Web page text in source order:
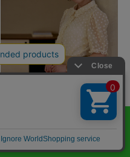
￥19,800(税込)